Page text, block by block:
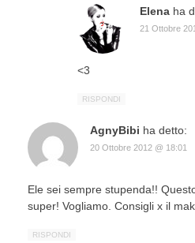
Elena ha
21 Ottobre
<3
RISPONDI
AgnyBibi ha detto:
20 Ottobre 2012 @ 18:01
Ele sei sempre stupenda!!
super! Vogliamo. Consigli x il
RISPONDI